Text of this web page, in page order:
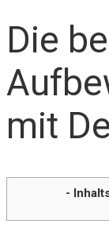
Die
mit
-